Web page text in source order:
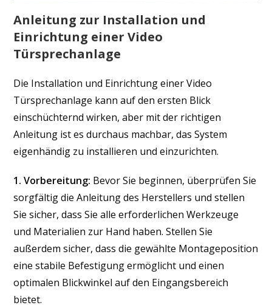
Anleitung zur Installation und
Einrichtung einer Video
Türsprechanlage
Die Installation und Einrichtung einer Video
Türsprechanlage kann auf den ersten Blick
einschüchternd wirken, aber mit der richtigen
Anleitung ist es durchaus machbar, das System
eigenhändig zu installieren und einzurichten.
1. Vorbereitung: Bevor Sie beginnen, überprüfen Sie
sorgfältig die Anleitung des Herstellers und stellen
Sie sicher, dass Sie alle erforderlichen Werkzeuge
und Materialien zur Hand haben. Stellen Sie
außerdem sicher, dass die gewählte Montageposition
eine stabile Befestigung ermöglicht und einen
optimalen Blickwinkel auf den Eingangsbereich
bietet.